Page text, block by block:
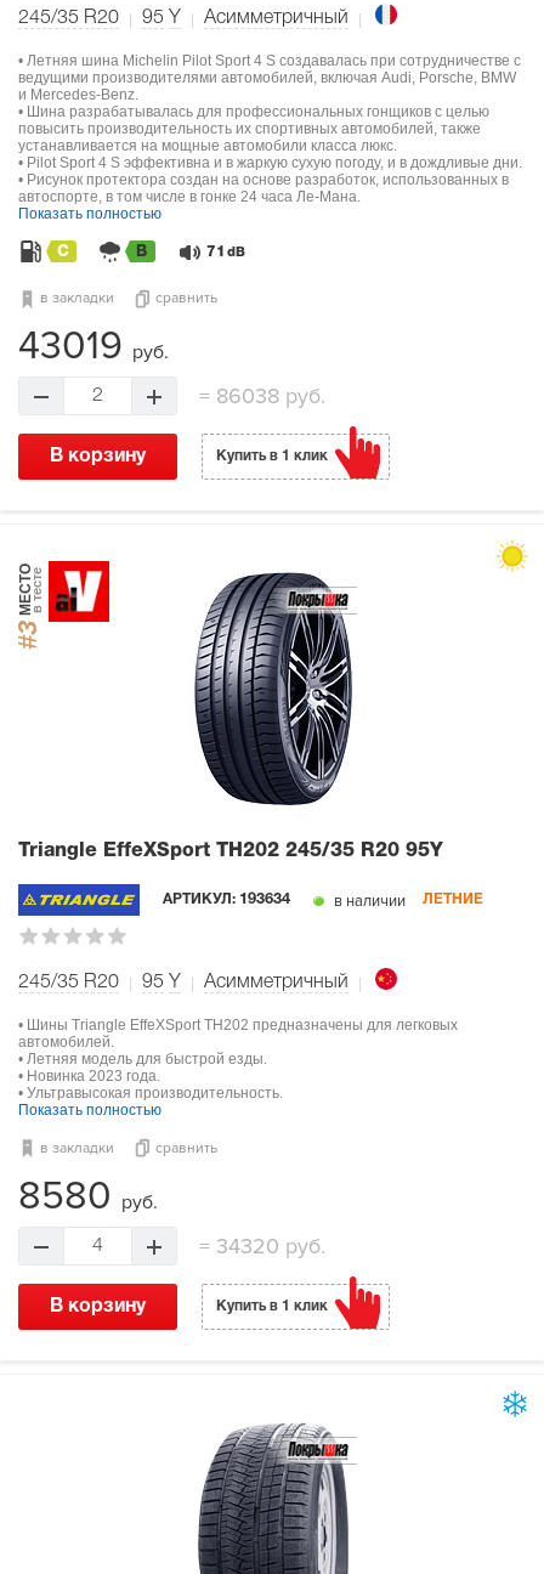
245/35 R20 95 Y Асимметричный
• Летняя шина Michelin Pilot Sport 4 S создавалась при сотрудничестве с
ведущими производителями автомобилей, включая Audi, Porsche, BMW
и Mercedes-Benz.
• Шина разрабатывалась для профессиональных гонщиков с целью
повысить производительность их спортивных автомобилей, также
устанавливается на мощные автомобили класса люкс.
• Pilot Sport 4 S эффективна и в жаркую сухую погоду, и в дождливые дни.
• Рисунок протектора создан на основе разработок, использованных в
автоспорте, в том числе в гонке 24 часа Ле-Мана.
Показать полностью
C B 71 dB
в закладки сравнить
43019 руб.
2 =86038 руб.
В корзину Купить в 1 клик
#3
МЕСТОв тесте
Triangle EffeXSport TH202 245/35 R20 95Y
АРТИКУЛ: 193634 в наличии ЛЕТНИЕ
245/35 R20 95 Y Асимметричный
• Шины Triangle EffeXSport TH202 предназначены для легковых
автомобилей.
• Летняя модель для быстрой езды.
• Новинка 2023 года.
• Ультравысокая производительность.
Показать полностью
в закладки сравнить
8580 руб.
4 =34320 руб.
В корзину Купить в 1 клик